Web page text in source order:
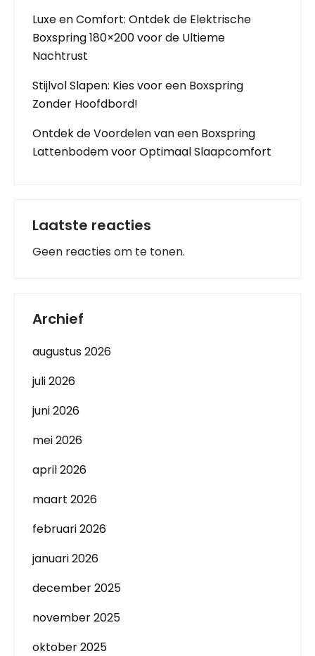
Luxe en Comfort: Ontdek de Elektrische
Boxspring 180×200 voor de Ultieme
Nachtrust
Stijlvol Slapen: Kies voor een Boxspring
Zonder Hoofdbord!
Ontdek de Voordelen van een Boxspring
Lattenbodem voor Optimaal Slaapcomfort
Laatste reacties
Geen reacties om te tonen.
Archief
augustus 2026
juli 2026
juni 2026
mei 2026
april 2026
maart 2026
februari 2026
januari 2026
december 2025
november 2025
oktober 2025